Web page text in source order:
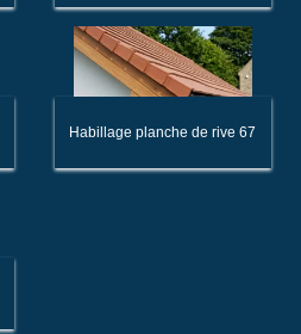
Habillage planche de rive 67